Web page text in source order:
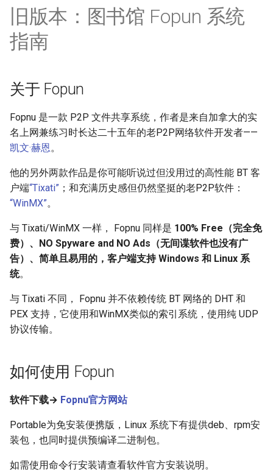
旧版本：图书馆 Fopun 系统
指南
关于 Fopun
Fopnu 是一款 P2P 文件共享系统，作者是来自加拿大的实
名上网兼练习时长达二十五年的老P2P网络软件开发者——
凯文·赫恩。
他的另外两款作品是你可能听说过但没用过的高性能 BT 客
户端“Tixati” ；和充满历史感但仍然坚挺的老P2P软件：
“WinMX”。
与 Tixati/WinMX 一样， Fopnu 同样是 100% Free（完全免
费）、NO Spyware and NO Ads（无间谍软件也没有广
告）、简单且易用的，客户端支持 Windows 和 Linux 系
统。
与 Tixati 不同， Fopnu 并不依赖传统 BT 网络的 DHT 和
PEX 支持，它使用和WinMX类似的索引系统，使用纯 UDP
协议传输。
如何使用 Fopun
软件下载→ Fopnu官方网站
Portable为免安装便携版，Linux 系统下有提供deb、rpm安
装包，也同时提供预编译二进制包。
如需使用命令行安装请查看软件官方安装说明。